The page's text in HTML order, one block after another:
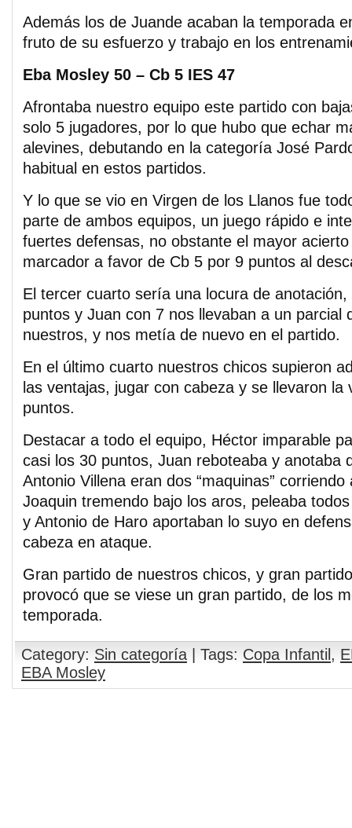
Además los de Juande acaban la temporada
fruto de su esfuerzo y trabajo en los
Eba Mosley 50 – Cb 5 IES 47
Afrontaba nuestro equipo este partido con
solo 5 jugadores, por lo que hubo que echar
alevines, debutando en la categoría José
habitual en estos partidos.
Y lo que se vio en Virgen de los Llanos fue
parte de ambos equipos, un juego rápido e
fuertes defensas, no obstante el mayor
marcador a favor de Cb 5 por 9 puntos al
El tercer cuarto sería una locura de
puntos y Juan con 7 nos llevaban a un parcial
nuestros, y nos metía de nuevo en el partido.
En el último cuarto nuestros chicos supieron
las ventajas, jugar con cabeza y se llevaron la
puntos.
Destacar a todo el equipo, Héctor imparable
casi los 30 puntos, Juan reboteaba y anotaba
Antonio Villena eran dos “maquinas”
Joaquin tremendo bajo los aros, peleaba
y Antonio de Haro aportaban lo suyo en
cabeza en ataque.
Gran partido de nuestros chicos, y gran
provocó que se viese un gran partido, de los
temporada.
Category: Sin categoría | Tags: Copa Infantil ,
EBA Mosley